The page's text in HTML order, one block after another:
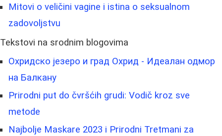
Mitovi o veličini vagine i istina o seksualnom
zadovoljstvu
Tekstovi na srodnim blogovima
Охридско језеро и град Охрид - Идеалан одмор
на Балкану
Prirodni put do čvršćih grudi: Vodič kroz sve
metode
Najbolje Maskare 2023 i Prirodni Tretmani za